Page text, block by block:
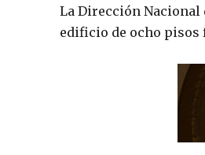
La Dirección Nacional
edificio de ocho